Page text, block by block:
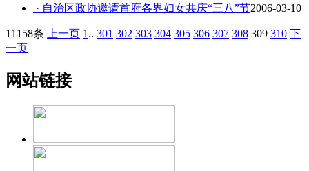
· 自治区政协邀请首府各界妇女共庆“三八”节2006-03-10
11158条 上一页 1 .. 301 302 303 304 305 306 307 308 309 310 下
一页
网站链接